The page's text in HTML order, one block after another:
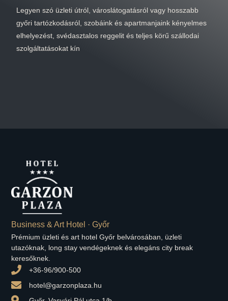
Legyen szó üzleti útról, városlátogatásról vagy hosszabb
győri tartózkodásról, szobáink és apartmanjaink kényelmes
elhelyezést, svédasztalos reggelit és teljes körű szállodai
szolgáltatásokat kín
Business & Art Hotel · Győr
Prémium üzleti és art hotel Győr belvárosában, üzleti
utazóknak, long stay vendégeknek és elegáns city break
keresőknek.
+36-96/900-500
hotel@garzonplaza.hu